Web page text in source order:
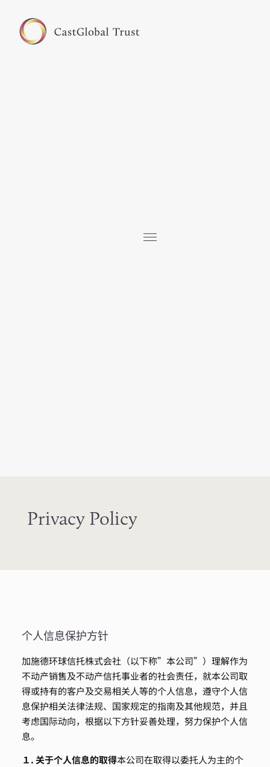
Privacy Policy
个人信息保护方针
加施德环球信托株式会社（以下称”本公司”）理解作为
不动产销售及不动产信托事业者的社会责任，就本公司取
得或持有的客户及交易相关人等的个人信息，遵守个人信
息保护相关法律法规、国家规定的指南及其他规范，并且
考虑国际动向，根据以下方针妥善处理，努力保护个人信
息。
１. 关于个人信息的取得本公司在取得以委托人为主的个